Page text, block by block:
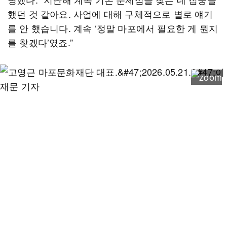
했던 것 같아요. 사업에 대해 구체적으로 별로 얘기
를 안 했습니다. 계속 ‘정말 마포에서 필요한 게 뭔지
를 찾겠다’였죠.”